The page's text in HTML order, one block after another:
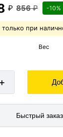
₽ 856₽ -10%
при
Вес
+
Быстрый заказ